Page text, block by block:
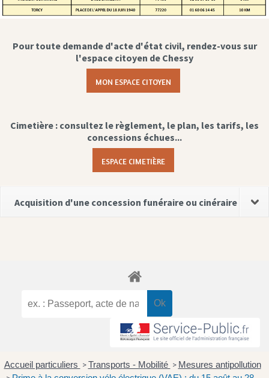
Pour toute demande d'acte d'état civil, rendez-vous sur
l'espace citoyen de Chessy
MON ESPACE CITOYEN
Cimetière : consultez le règlement, le plan, les tarifs, les
concessions échues...
ESPACE CIMETIÈRE
Acquisition d'une concession funéraire ou cinéraire
Accueil particuliers > Transports - Mobilité > Mesures antipollution